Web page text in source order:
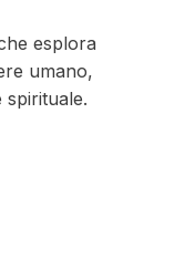
esplora
umano,
spirituale.